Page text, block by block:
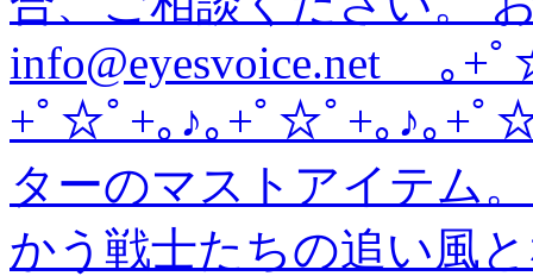
info@eyesvoice.net ｡+
+ﾟ☆ﾟ+｡♪｡+ﾟ☆ﾟ+｡♪｡+ﾟ
ターのマストアイテム
かう戦士たちの追い風と